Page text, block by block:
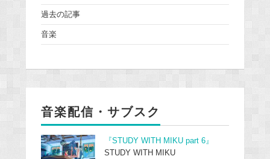
過去の記事
音楽
音楽配信・サブスク
『STUDY WITH MIKU part 6』
STUDY WITH MIKU